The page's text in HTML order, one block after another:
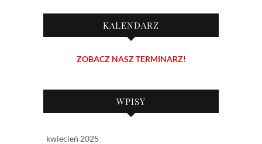
KALENDARZ
ZOBACZ NASZ TERMINARZ!
WPISY
kwiecień 2025